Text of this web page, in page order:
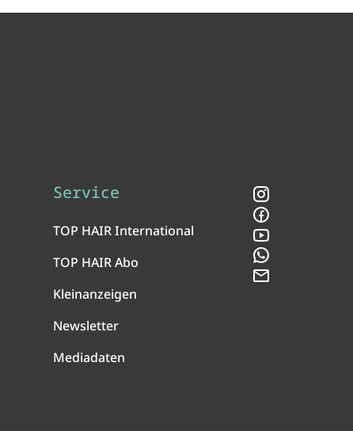
Service
TOP HAIR International
TOP HAIR Abo
Kleinanzeigen
Newsletter
Mediadaten